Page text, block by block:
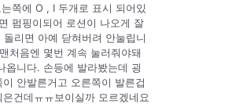
쪽에 O , I 두개로 표시 되어있
펌핑이되어 로션이 나오게 잘
리면 아예 닫혀버려 안눌립니
처음엔 몇번 계속 눌러줘야돼
옵니다. 손등에 발라봤는데 굉
안발른거고 오른쪽이 발른겁
건데ㅠㅠ보이실까 모르겠네요